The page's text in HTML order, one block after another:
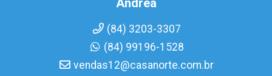
Andrea
(84) 3203-3307
(84) 99196-1528
vendas12@casanorte.com.br